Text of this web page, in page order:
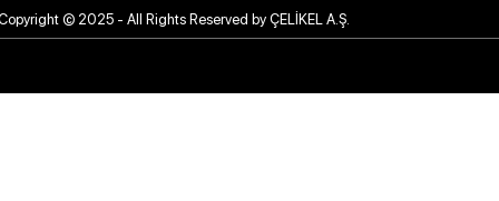
© 2025 - All Rights Reserved by ÇELİKEL A.Ş.